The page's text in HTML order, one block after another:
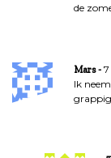
de
Mars
Ik